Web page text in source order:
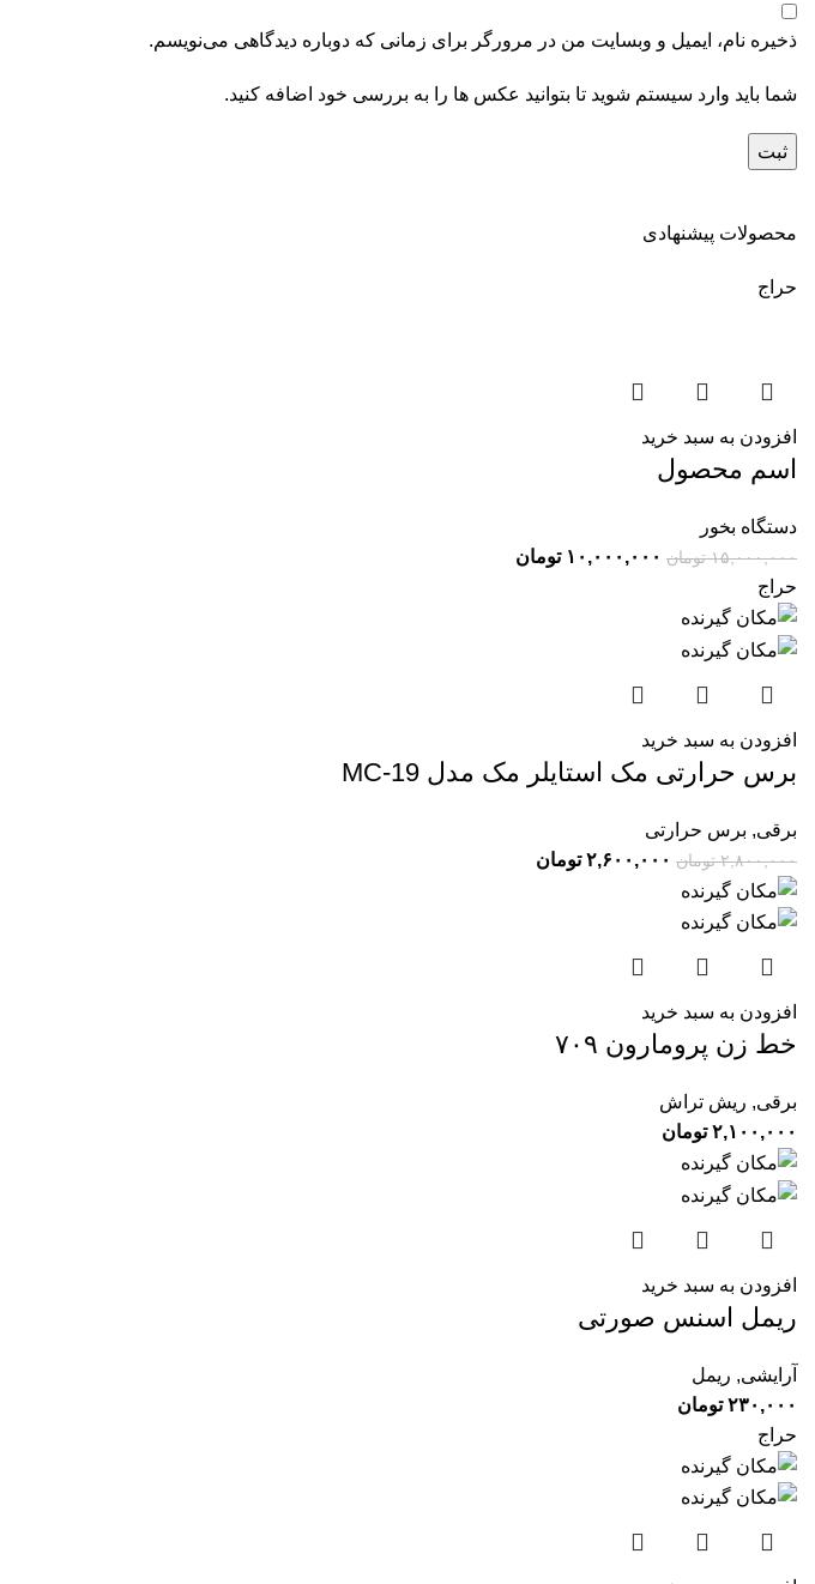
ذخیره نام، ایمیل و وبسایت من در مرورگر برای زمانی که دوباره دیدگاهی می‌نویسم.
شما باید وارد سیستم شوید تا بتوانید عکس ها را به بررسی خود اضافه کنید.
محصولات پیشنهادی
حراج
افزودن به سبد خرید
اسم محصول
دستگاه بخور
۱۵,۰۰۰,۰۰۰ تومان ۱۰,۰۰۰,۰۰۰ تومان
حراج
افزودن به سبد خرید
برس حرارتی مک استایلر مک مدل MC-19
برقی, برس حرارتی
۲,۸۰۰,۰۰۰ تومان ۲,۶۰۰,۰۰۰ تومان
افزودن به سبد خرید
خط زن پرومارون ۷۰۹
برقی, ریش تراش
۲,۱۰۰,۰۰۰ تومان
افزودن به سبد خرید
ریمل اسنس صورتی
آرایشی, ریمل
۲۳۰,۰۰۰ تومان
حراج